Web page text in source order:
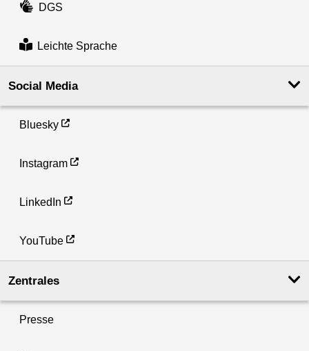
DGS
Leichte Sprache
Social Media
Bluesky
Instagram
LinkedIn
YouTube
Zentrales
Presse